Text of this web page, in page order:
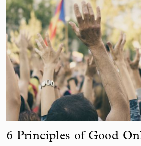
6 Principles of Good